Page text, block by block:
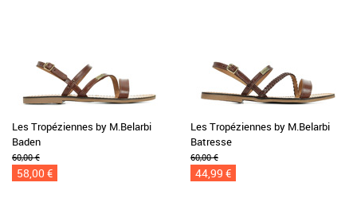
Les Tropéziennes by M.Belarbi
Baden
60,00 €
58,00 €
Les Tropéziennes by M.Belarbi
Batresse
60,00 €
44,99 €